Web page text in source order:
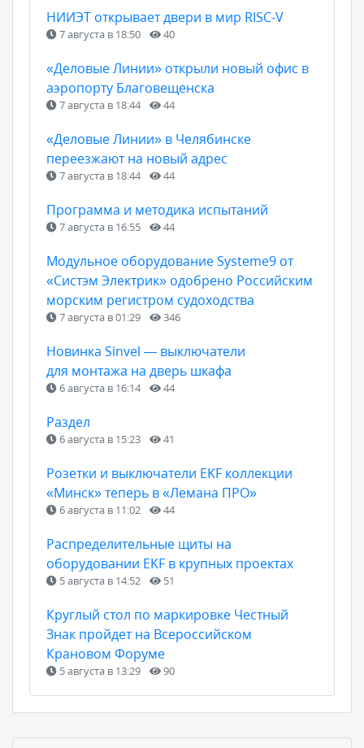
НИИЭТ открывает двери в мир RISC-V
7 августа в 18:50 40
«Деловые Линии» открыли новый офис в
аэропорту Благовещенска
7 августа в 18:44 44
«Деловые Линии» в Челябинске
переезжают на новый адрес
7 августа в 18:44 44
Программа и методика испытаний
7 августа в 16:55 44
Модульное оборудование Systeme9 от
«Систэм Электрик» одобрено Российским
морским регистром судоходства
7 августа в 01:29 346
Новинка Sinvel — выключатели
для монтажа на дверь шкафа
6 августа в 16:14 44
Раздел
6 августа в 15:23 41
Розетки и выключатели EKF коллекции
«Минск» теперь в «Лемана ПРО»
6 августа в 11:02 44
Распределительные щиты на
оборудовании EKF в крупных проектах
5 августа в 14:52 51
Круглый стол по маркировке Честный
Знак пройдет на Всероссийском
Крановом Форуме
5 августа в 13:29 90